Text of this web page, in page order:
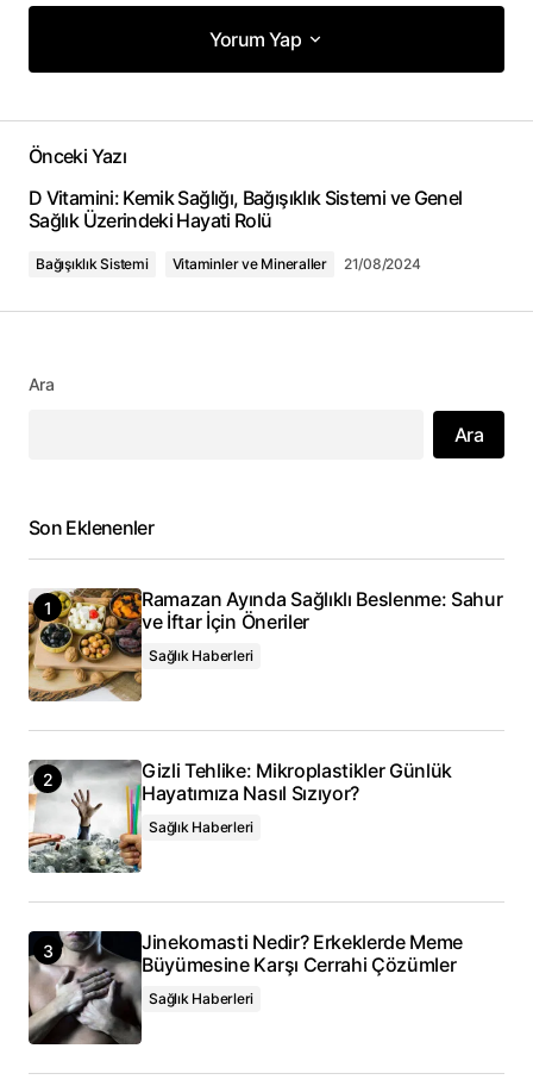
Yorum Yap
Yorum Yap
Gerekli alanlar*ile işaretlenmişlerdir
Yorum*
Daha sonraki yorumlarımda kullanılması için adım, e-
kaydedilsin.
Yorum Gönder
Önceki Yazı
D Vitamini: Kemik Sağlığı, Bağışıklık Sistemi ve Genel
Sağlık Üzerindeki Hayati Rolü
Bağışıklık Sistemi Vitaminler ve Mineraller 21/08/2024
Ara
Ara
Son Eklenenler
Ramazan Ayında Sağlıklı Beslenme: Sahur
ve İftar İçin Öneriler
Sağlık Haberleri
Gizli Tehlike: Mikroplastikler Günlük
Hayatımıza Nasıl Sızıyor?
Sağlık Haberleri
Jinekomasti Nedir? Erkeklerde Meme
Büyümesine Karşı Cerrahi Çözümler
Sağlık Haberleri